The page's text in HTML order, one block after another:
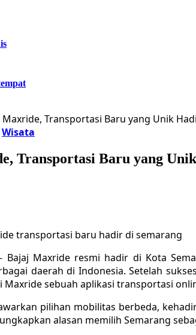
Maxride, Transportasi Baru yang Unik
Wisata
Transportasi Baru yang
Bajaj Maxride resmi hadir di Kota
daerah di Indonesia. Setelah
Maxride sebuah aplikasi transportasi
pilihan mobilitas berbeda,
alasan memilih Semarang